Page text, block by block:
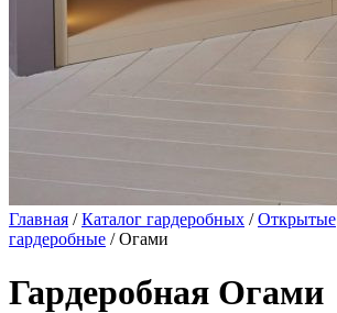
Главная /Каталог гардеробных /Открытые
гардеробные / Огами
Гардеробная Огами